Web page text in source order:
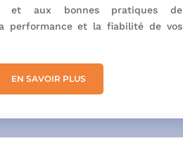
et aux bonnes pratiques de
performance et la fiabilité de vos
EN SAVOIR PLUS